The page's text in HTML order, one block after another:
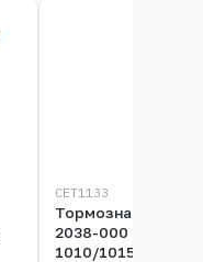
CET1133
Тормозная
2038-000 для HP
1010/1015/1020